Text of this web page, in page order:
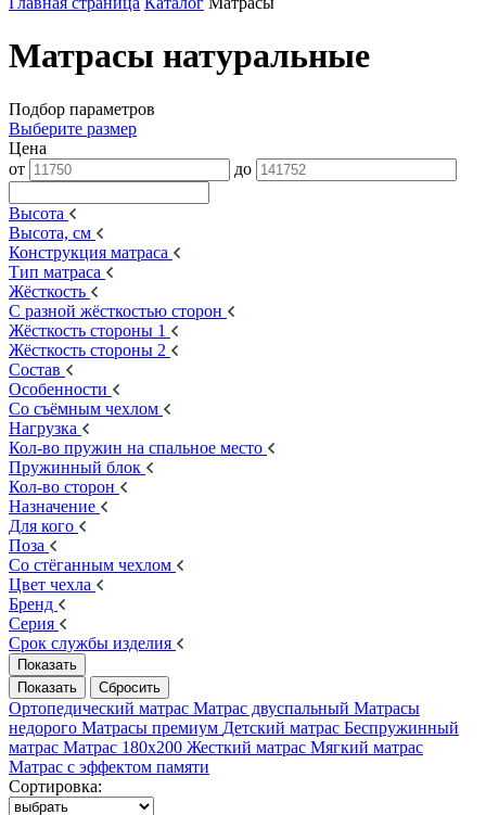
Матрасы натуральные
Подбор параметров
Выберите размер
Цена
от
до
Высота
Высота, см
Конструкция матраса
Тип матраса
Жёсткость
С разной жёсткостью сторон
Жёсткость стороны 1
Жёсткость стороны 2
Состав
Особенности
Со съёмным чехлом
Нагрузка
Кол-во пружин на спальное место
Пружинный блок
Кол-во сторон
Назначение
Для кого
Поза
Со стёганным чехлом
Цвет чехла
Бренд
Серия
Срок службы изделия
Ортопедический матрас Матрас двуспальный Матрасы
недорого Матрасы премиум Детский матрас Беспружинный
матрас Матрас 180х200 Жесткий матрас Мягкий матрас
Матрас с эффектом памяти
Сортировка: